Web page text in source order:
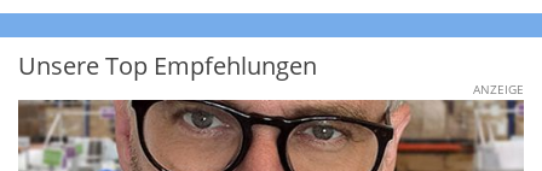
Unsere Top Empfehlungen
ANZEIGE